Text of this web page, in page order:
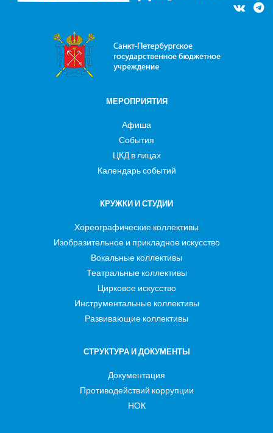
МЕРОПРИЯТИЯ
Афиша
События
ЦКД в лицах
Календарь событий
КРУЖКИ И СТУДИИ
Хореографические коллективы
Изобразительное и прикладное искусство
Вокальные коллективы
Театральные коллективы
Цирковое искусство
Инструментальные коллективы
Развивающие коллективы
СТРУКТУРА И ДОКУМЕНТЫ
Документация
Противодействий коррупции
НОК